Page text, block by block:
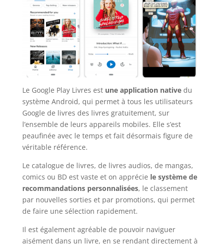
Le Google Play Livres est une application nativedu
système Android, qui permet à tous les utilisateurs
Google de livres des livres gratuitement, sur
l’ensemble de leurs appareils mobiles. Elle s’est
peaufinée avec le temps et fait désormais figure de
véritable référence.
Le catalogue de livres, de livres audios, de mangas,
comics ou BD est vaste et on apprécie le système de
recommandations personnalisées, le classement
par nouvelles sorties et par promotions, qui permet
de faire une sélection rapidement.
Il est également agréable de pouvoir naviguer
aisément dans un livre, en se rendant directement à